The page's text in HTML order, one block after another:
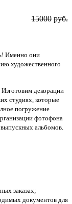
15000 руб.
Именно они
художественного
декорации
студиях, которые
погружение
фотофона
альбомов.
заказах;
документов для